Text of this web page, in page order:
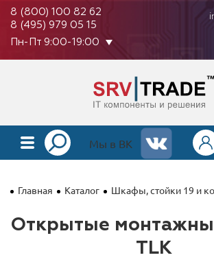
8 (800) 100 82 62
8 (495) 979 05 15
Пн-Пт 9:00-19:00
КАТАЛОГ
ОПЛАТА
ГАРАНТИЯ
КОНТАКТЫ
Мы в ВК
Главная Каталог Шкафы, стойки 19 и
Открытые
TLK